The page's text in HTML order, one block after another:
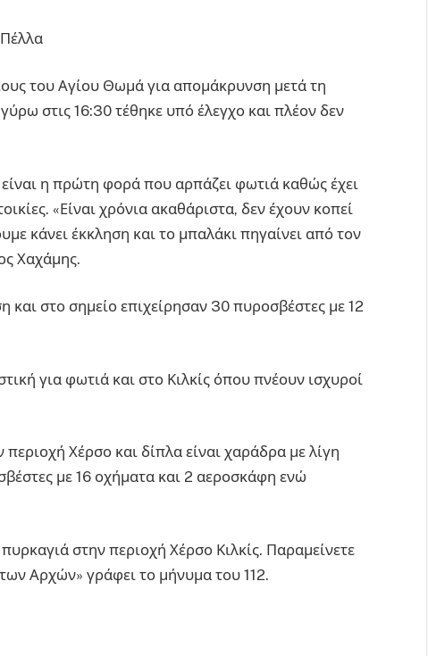
του Αγίου Θωμά για απομάκρυνση μετά τη
στις 16:30 τέθηκε υπό έλεγχο και πλέον δεν
η πρώτη φορά που αρπάζει φωτιά καθώς έχει
«Είναι χρόνια ακαθάριστα, δεν έχουν κοπεί
κάνει έκκληση και το μπαλάκι πηγαίνει από τον
Χαχάμης.
στο σημείο επιχείρησαν 30 πυροσβέστες με 12
για φωτιά και στο Κιλκίς όπου πνέουν ισχυροί
Χέρσο και δίπλα είναι χαράδρα με λίγη
με 16 οχήματα και 2 αεροσκάφη ενώ
στην περιοχή Χέρσο Κιλκίς. Παραμείνετε
Αρχών» γράφει το μήνυμα του 112.